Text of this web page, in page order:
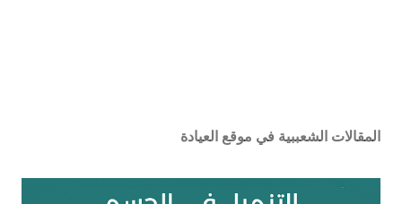
المقالات الشعببية في موقع العيادة